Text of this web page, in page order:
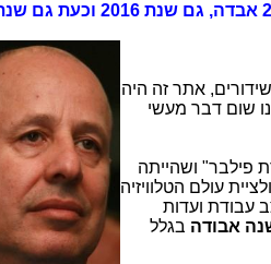
אתר זה היה
שום דבר מעשי
(מועד בו קמה "ועדת פילבר" ושהייתה
עולם הטלוויזיה
עבודת ועדות
אבודה בגלל